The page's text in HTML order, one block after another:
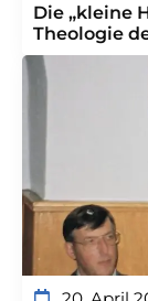
Die „kleine
Theologie